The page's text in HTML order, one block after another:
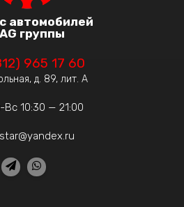
автомобилей
группы
965 17 60
д. 89, лит. А
Вс 10:30 — 21:00